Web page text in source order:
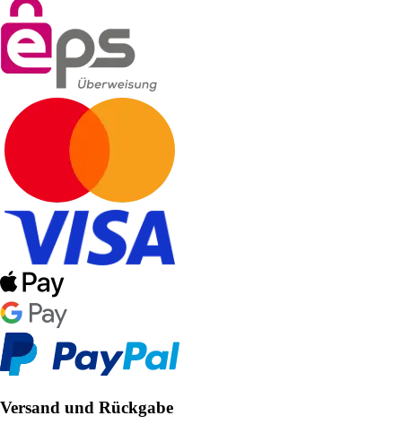
Versand und Rückgabe